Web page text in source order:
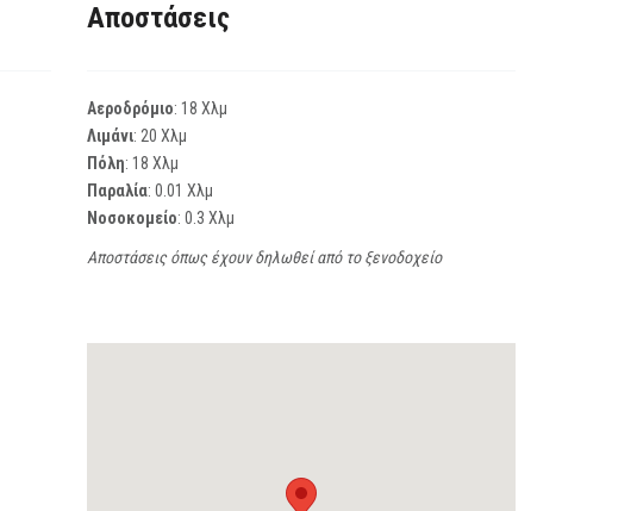
Αποστάσεις
Αεροδρόμιο: 18 Χλμ
Λιμάνι: 20 Χλμ
Πόλη: 18 Χλμ
Παραλία: 0.01 Χλμ
Νοσοκομείο: 0.3 Χλμ
Αποστάσεις όπως έχουν δηλωθεί από το ξενοδοχείο